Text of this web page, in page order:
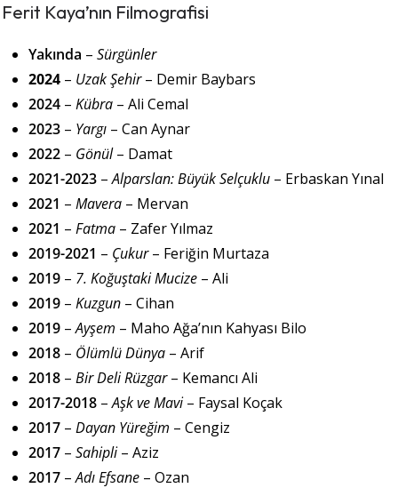
Ferit Kaya’nın Filmografisi
Yakında – Sürgünler
2024 – Uzak Şehir– Demir Baybars
2024 – Kübra – Ali Cemal
2023 – Yargı – Can Aynar
2022 – Gönül– Damat
2021-2023 –Alparslan: Büyük Selçuklu – Erbaskan Yınal
2021 – Mavera – Mervan
2021 – Fatma – Zafer Yılmaz
2019-2021 – Çukur– Feriğin Murtaza
2019 – 7. Koğuştaki Mucize – Ali
2019 – Kuzgun – Cihan
2019 –Ayşem – Maho Ağa’nın Kahyası Bilo
2018 – Ölümlü Dünya – Arif
2018 – Bir Deli Rüzgar– Kemancı Ali
2017-2018 –Aşk ve Mavi– Faysal Koçak
2017 – Dayan Yüreğim – Cengiz
2017 – Sahipli– Aziz
2017 –Adı Efsane – Ozan